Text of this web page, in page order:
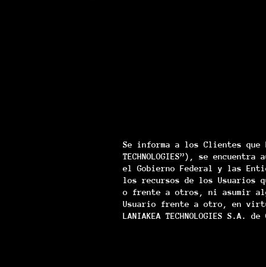
Se informa a los Clientes que
TECHNOLOGIES”), se
el Gobierno Federal y las
los recursos de los Usuarios
o frente a otros, ni asumir
Usuario frente a otro, en
LANIAKEA TECHNOLOGIES